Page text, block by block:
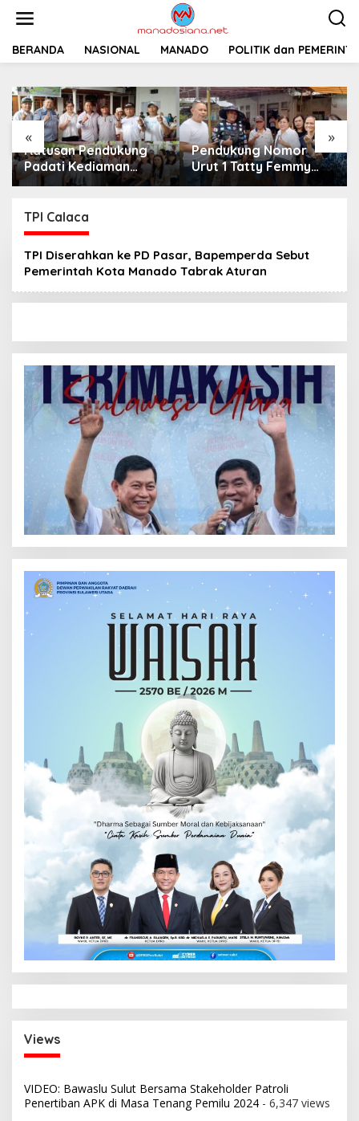
t
BERANDA NASIONAL MANADO POLITIK dan
« »
Pendukung Nomor
Urut 1 Tatty Femmy
Pangkey Berikan
Pemaparan Visi dan
Misi di Desa Waleure
Tatty Femmy Pangkey
dan Irma Asla
Paparkan Visi Misi
TPI Calaca
TPI Diserahkan ke PD Pasar, Bapemperda Sebut
Pemerintah Kota Manado Tabrak Aturan
Views
VIDEO: Bawaslu Sulut Bersama Stakeholder Patroli
Penertiban APK di Masa Tenang Pemilu 2024 - 6,347 views